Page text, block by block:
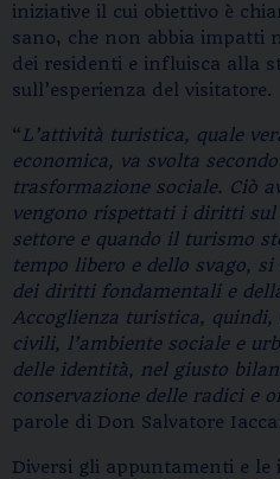
iniziative il cui obiettivo è
sano, che non abbia impatti
dei residenti e influisca alla
sull’esperienza del visitatore.
“L’attività turistica, quale
economica, va svolta
trasformazione sociale. Ciò
vengono rispettati i diritti sul
settore e quando il turismo
tempo libero e dello svago,
dei diritti fondamentali e
Accoglienza turistica,
civili, l’ambiente sociale e
delle identità, nel giusto
conservazione delle radici e
parole di Don Salvatore
Diversi gli appuntamenti e le